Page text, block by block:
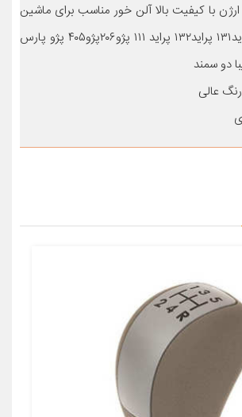
با کیفیت بالا آلن خور مناسب برای ماشین
های پراید۱۳۱ پراید۱۳۲ پراید ۱۱۱ پژو۲۰۶پژو۴۰۵ پژو پارس
عالی